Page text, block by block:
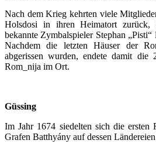
Nach dem Krieg kehrten viele
Holsdosi in ihren Heimatort
bekannte Zymbalspieler Stephan
Nachdem die letzten Häuser der
abgerissen wurden, endete damit die
Rom_nija im Ort.
Güssing
Im Jahr 1674 siedelten sich die ersten
Grafen Batthyány auf dessen